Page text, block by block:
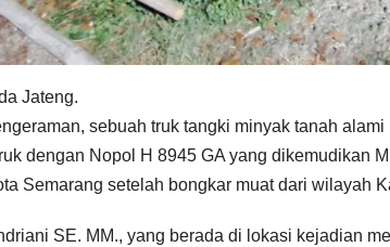
Jateng.
sebuah truk tangki minyak tanah
dengan Nopol H 8945 GA yang dikemudikan
Semarang setelah bongkar muat dari wilayah
SE. MM., yang berada di lokasi kejadian